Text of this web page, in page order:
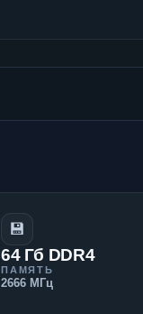
💾
64 Гб DDR4
ПАМЯТЬ
2666 МГц